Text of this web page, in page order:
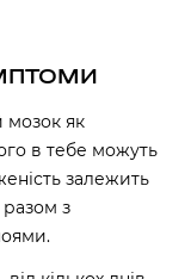
мозок як
в тебе можуть
залежить
разом з